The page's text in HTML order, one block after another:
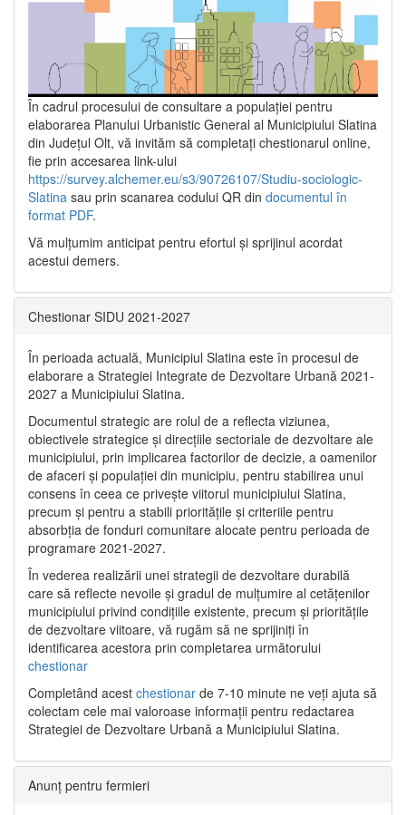
În cadrul procesului de consultare a populaţiei pentru
elaborarea Planului Urbanistic General al Municipiului Slatina
din Județul Olt, vă invităm să completați chestionarul online,
fie prin accesarea link-ului
https://survey.alchemer.eu/s3/90726107/Studiu-sociologic-
Slatina sau prin scanarea codului QR din documentul în
format PDF.
Vă mulţumim anticipat pentru efortul şi sprijinul acordat
acestui demers.
Chestionar SIDU 2021-2027
În perioada actuală, Municipiul Slatina este în procesul de
elaborare a Strategiei Integrate de Dezvoltare Urbană 2021‐
2027 a Municipiului Slatina.
Documentul strategic are rolul de a reflecta viziunea,
obiectivele strategice și direcțiile sectoriale de dezvoltare ale
municipiului, prin implicarea factorilor de decizie, a oamenilor
de afaceri și populației din municipiu, pentru stabilirea unui
consens în ceea ce privește viitorul municipiului Slatina,
precum și pentru a stabili prioritățile și criteriile pentru
absorbția de fonduri comunitare alocate pentru perioada de
programare 2021-2027.
În vederea realizării unei strategii de dezvoltare durabilă
care să reflecte nevoile și gradul de mulțumire al cetățenilor
municipiului privind condițiile existente, precum și prioritățile
de dezvoltare viitoare, vă rugăm să ne sprijiniți în
identificarea acestora prin completarea următorului
chestionar
Completând acest chestionar de 7-10 minute ne veți ajuta să
colectam cele mai valoroase informații pentru redactarea
Strategiei de Dezvoltare Urbană a Municipiului Slatina.
Anunț pentru fermieri